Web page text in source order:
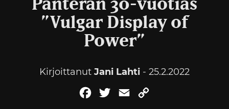
Panteran 30-vuotias
”Vulgar Display of
Power”
Kirjoittanut Jani Lahti - 25.2.2022
FacebookTwitterEmail